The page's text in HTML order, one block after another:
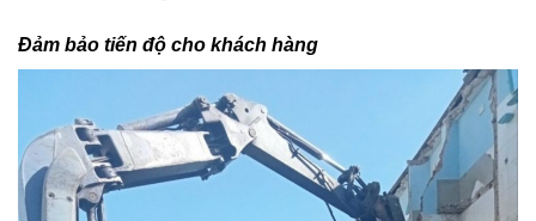
Đảm bảo tiến độ cho khách hàng